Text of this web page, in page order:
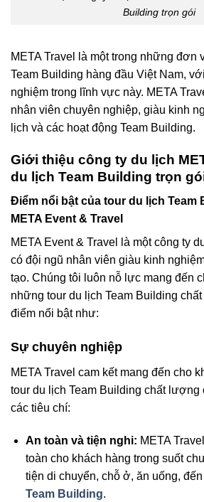
Building trọn gói
META Travel là một trong những đơn
Team Building hàng đầu Việt Nam,
nghiệm trong lĩnh vực này. META
nhân viên chuyên nghiệp, giàu kinh
lịch và các hoạt động Team Building.
Giới thiệu công ty du lịch
du lịch Team Building trọn
Điểm nổi bật của tour du lịch Team
META Event & Travel
META Event & Travel là một công ty
có đội ngũ nhân viên giàu kinh
tạo. Chúng tôi luôn nỗ lực mang đến
những tour du lịch Team Building
điểm nổi bật như:
Sự chuyên nghiệp
META Travel cam kết mang đến cho
tour du lịch Team Building chất lượng
các tiêu chí:
An toàn và tiện nghi: META
toàn cho khách hàng trong suốt
tiện di chuyển, chỗ ở, ăn uống,
Team Building.